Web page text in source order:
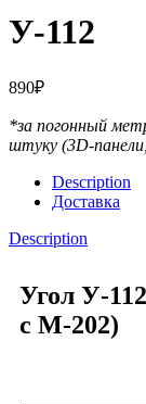
У-112
890₽
*за погонный
штуку (3D-
Description
Доставка
Description
Угол У-
с М-202)